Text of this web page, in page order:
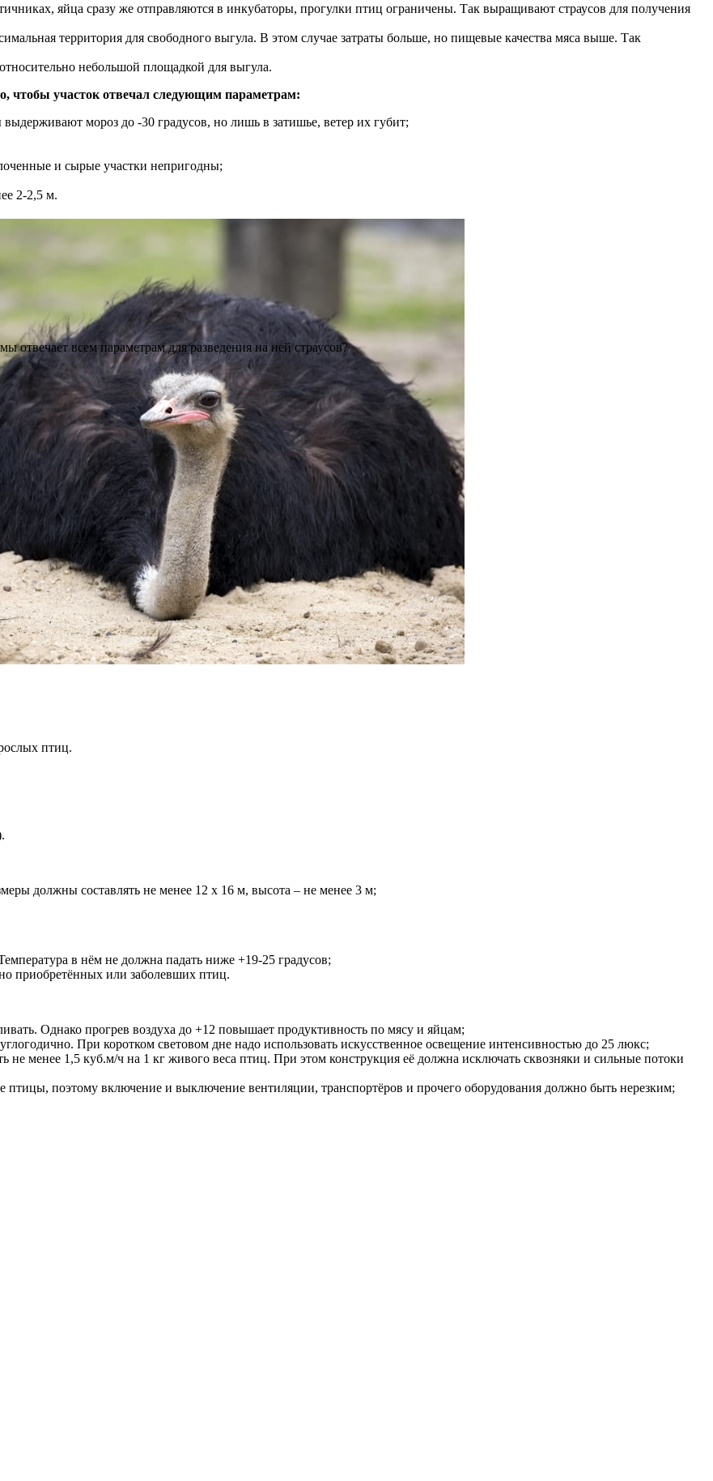
яйца сразу же отправляются в инкубаторы, прогулки птиц ограничены. Так выращивают страусов для получения
территория для свободного выгула. В этом случае затраты больше, но пищевые качества мяса выше. Так
небольшой площадкой для выгула.
чтобы участок отвечал следующим параметрам:
мороз до -30 градусов, но лишь в затишье, ветер их губит;
и сырые участки непригодны;
2-2,5 м.
отвечает всем параметрам для разведения на ней страусов?
птиц.
должны составлять не менее 12 х 16 м, высота – не менее 3 м;
в нём не должна падать ниже +19-25 градусов;
приобретённых или заболевших птиц.
Однако прогрев воздуха до +12 повышает продуктивность по мясу и яйцам;
При коротком световом дне надо использовать искусственное освещение интенсивностью до 25 люкс;
не менее 1,5 куб.м/ч на 1 кг живого веса птиц. При этом конструкция её должна исключать сквозняки и сильные потоки
поэтому включение и выключение вентиляции, транспортёров и прочего оборудования должно быть нерезким;